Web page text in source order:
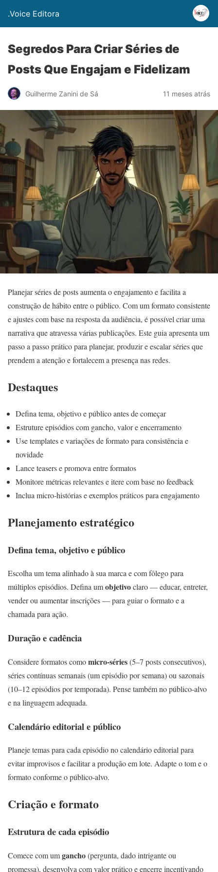
.Voice Editora
Segredos Para Criar Séries de
Posts Que Engajam e Fidelizam
Guilherme Zanini de Sá 11 meses atrás
Planejar séries de posts aumenta o engajamento e facilita a
construção de hábito entre o público. Com um formato consistente
e ajustes com base na resposta da audiência, é possível criar uma
narrativa que atravessa várias publicações. Este guia apresenta um
passo a passo prático para planejar, produzir e escalar séries que
prendem a atenção e fortalecem a presença nas redes.
Destaques
Defina tema, objetivo e público antes de começar
Estruture episódios com gancho, valor e encerramento
Use templates e variações de formato para consistência e
novidade
Lance teasers e promova entre formatos
Monitore métricas relevantes e itere com base no feedback
Inclua micro-histórias e exemplos práticos para engajamento
Planejamento estratégico
Defina tema, objetivo e público
Escolha um tema alinhado à sua marca e com fôlego para
múltiplos episódios. Defina umobjetivoclaro — educar, entreter,
vender ou aumentar inscrições — para guiar o formato e a
chamada para ação.
Duração e cadência
Considere formatos comomicro-séries(5–7 posts consecutivos),
séries contínuas semanais (um episódio por semana) ou sazonais
(10–12 episódios por temporada). Pense também no público-alvo
e na linguagem adequada.
Calendário editorial e público
Planeje temas para cada episódio no calendário editorial para
evitar improvisos e facilitar a produção em lote. Adapte o tom e o
formato conforme o público-alvo.
Criação e formato
Estrutura de cada episódio
Comece com umgancho(pergunta, dado intrigante ou
promessa), desenvolva com valor prático e encerre incentivando